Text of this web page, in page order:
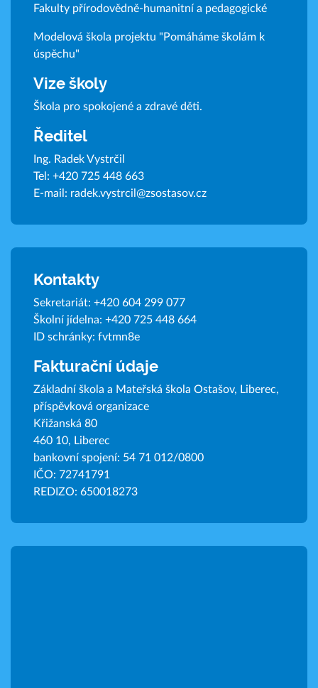
Fakulty přírodovědně-humanitní a pedagogické
Modelová škola projektu "Pomáháme školám k
úspěchu"
Vize školy
Škola pro spokojené a zdravé děti.
Ředitel
Ing. Radek Vystrčil
Tel: +420 725 448 663
E-mail: radek.vystrcil@zsostasov.cz
Kontakty
Sekretariát: +420 604 299 077
Školní jídelna: +420 725 448 664
ID schránky: fvtmn8e
Fakturační údaje
Základní škola a Mateřská škola Ostašov, Liberec,
příspěvková organizace
Křižanská 80
460 10, Liberec
bankovní spojení: 54 71 012/0800
IČO: 72741791
REDIZO: 650018273